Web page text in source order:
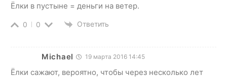
Ёлки в пустыне = деньги на ветер.
0 0 Ответить
Michael 19 марта 2016 14:45
Ёлки сажают, вероятно, чтобы через несколько лет